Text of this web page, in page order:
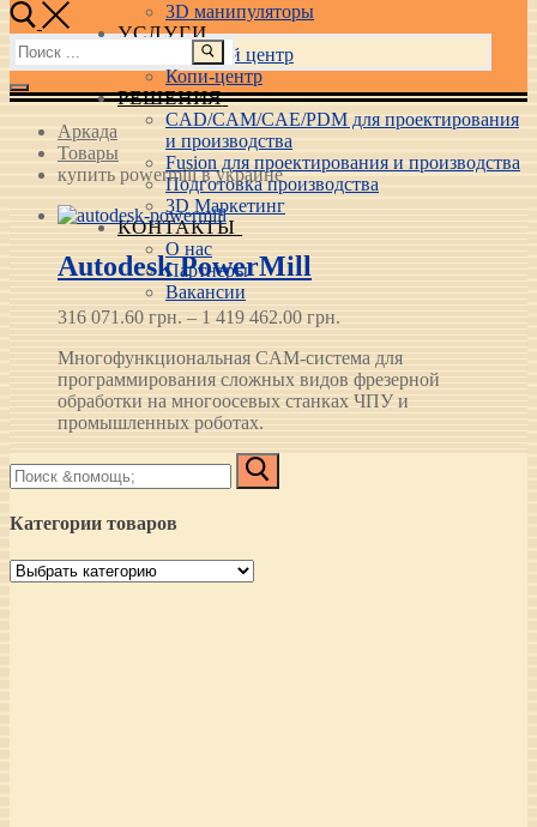
3D манипуляторы
УСЛУГИ
Учебный центр
Копи-центр
РЕШЕНИЯ
CAD/CAM/CAE/PDM для проектирования
и производства
Fusion для проектирования и производства
Подготовка производства
3D Маркетинг
КОНТАКТЫ
О нас
Партнеры
Вакансии
Найти:
Аркада
Товары
купить powermill в украине
Autodesk PowerMill
316 071.60 грн. – 1 419 462.00 грн.
316 071.60 грн.
–
1 419 462.00 грн.
Многофункциональная CAM-система для
программирования сложных видов фрезерной
обработки на многоосевых станках ЧПУ и
промышленных роботах.
Найти:
Категории товаров